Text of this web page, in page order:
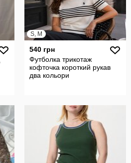
S, M
540 грн
Футболка трикотаж
кофточка короткий рукав
два кольори